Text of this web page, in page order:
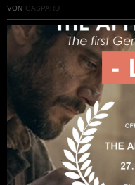
VON GASPARD